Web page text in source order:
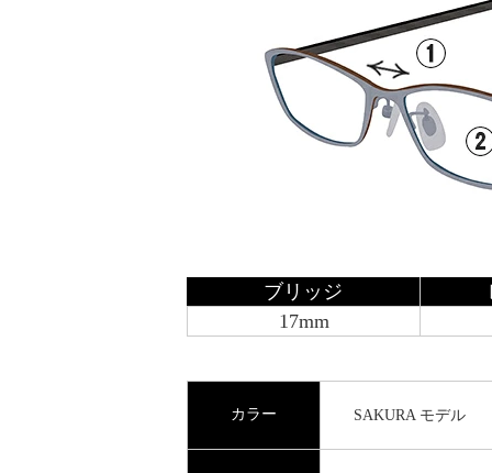
ブリッジ
17mm
カラー SAKURA モデル